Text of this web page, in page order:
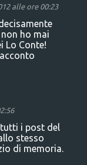
alle ore 00:23
ho mai
Lo Conte!
i post del
stesso
di memoria.